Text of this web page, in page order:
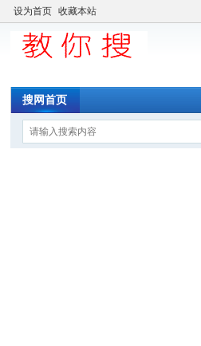
设为首页 收藏本站
搜网首页